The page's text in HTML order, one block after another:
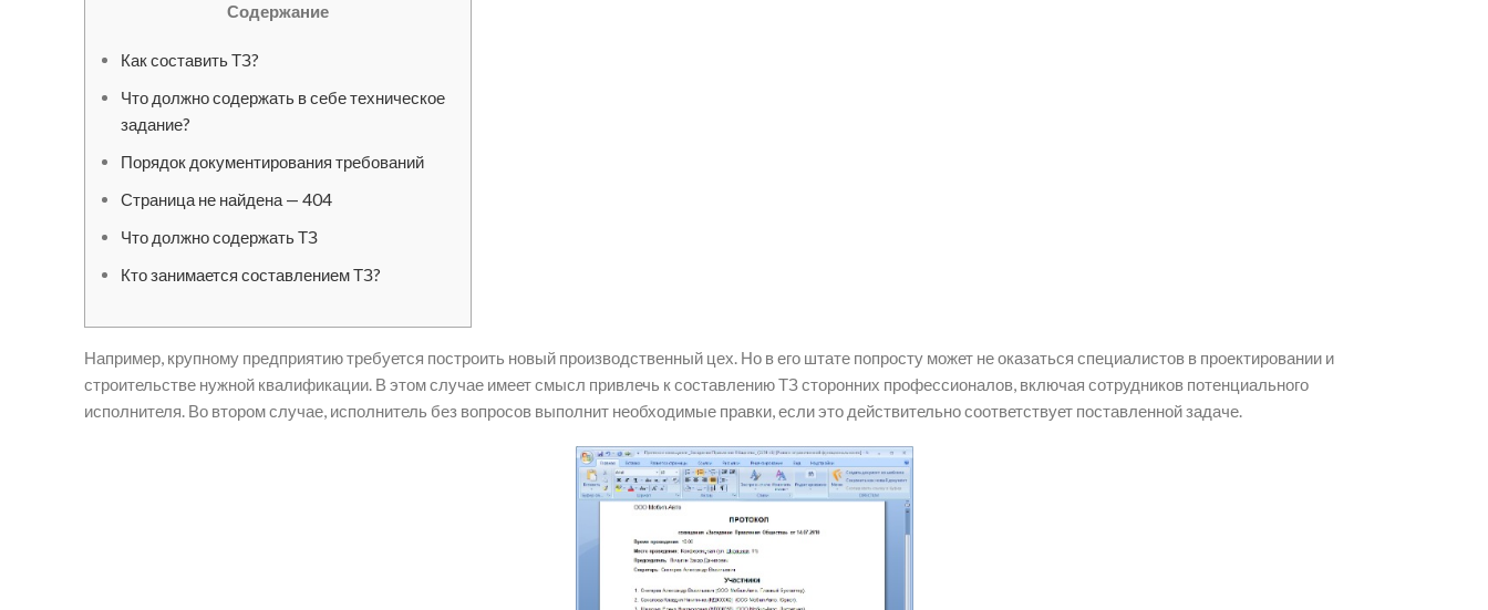
Содержание
Как составить ТЗ?
Что должно содержать в себе техническое
задание?
Порядок документирования требований
Страница не найдена — 404
Что должно содержать ТЗ
Кто занимается составлением ТЗ?
Например, крупному предприятию требуется построить новый производственный цех. Но в его штате попросту может не оказаться специалистов в проектировании и
строительстве нужной квалификации. В этом случае имеет смысл привлечь к составлению ТЗ сторонних профессионалов, включая сотрудников потенциального
исполнителя. Во втором случае, исполнитель без вопросов выполнит необходимые правки, если это действительно соответствует поставленной задаче.